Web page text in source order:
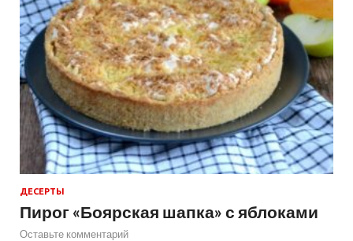
ДЕСЕРТЫ
Пирог «Боярская шапка» с яблоками
Оставьте комментарий